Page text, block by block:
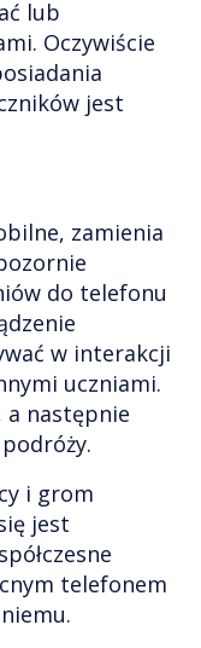
lub
Oczywiście
jest
zamienia
do telefonu
w interakcji
uczniami.
a następnie
i grom
jest
telefonem